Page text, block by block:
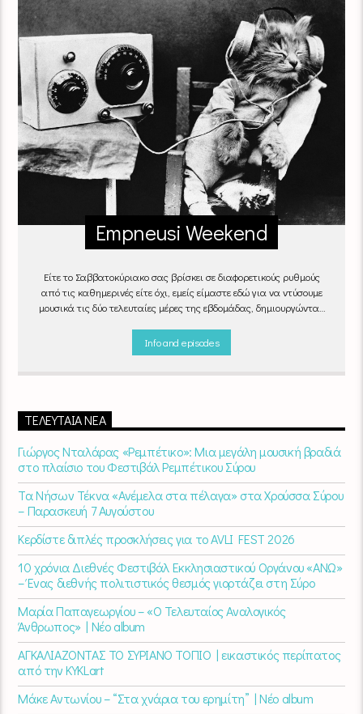
Empneusi Weekend
Είτε το Σαββατοκύριακο σας βρίσκει σε διαφορετικούς ρυθμούς
από τις καθημερινές είτε όχι, εμείς είμαστε εδώ για να ντύσουμε
μουσικά τις δύο τελευταίες μέρες της εβδομάδας, δημιουργώντας
Info and episodes
ΤΕΛΕΥΤΑΊΑ ΝΈΑ
Γιώργος Νταλάρας «Ρεμπέτικο»: Μια μεγάλη μουσική βραδιά
στο πλαίσιο του Φεστιβάλ Ρεμπέτικου Σύρου
Τα Νήσων Τέκνα «Ανέμελα στα πέλαγα» στα Χρούσσα Σύρου
– Παρασκευή 7 Αυγούστου
Κερδίστε διπλές προσκλήσεις για το AVLI FEST 2026
10 χρόνια Διεθνές Φεστιβάλ Εκκλησιαστικού Οργάνου «ΑΝΩ»
– Ένας διεθνής πολιτιστικός θεσμός γιορτάζει στη Σύρο​
Μαρία Παπαγεωργίου – «Ο Τελευταίος Αναλογικός
Άνθρωπος» | Νέο album
ΑΓΚΑΛΙΑΖΟΝΤΑΣ ΤΟ ΣΥΡΙΑΝΟ ΤΟΠΙΟ | εικαστικός περίπατος
από την KYKLart
Μάκε Αντωνίου – “Στα χνάρια του ερημίτη” | Νέο album